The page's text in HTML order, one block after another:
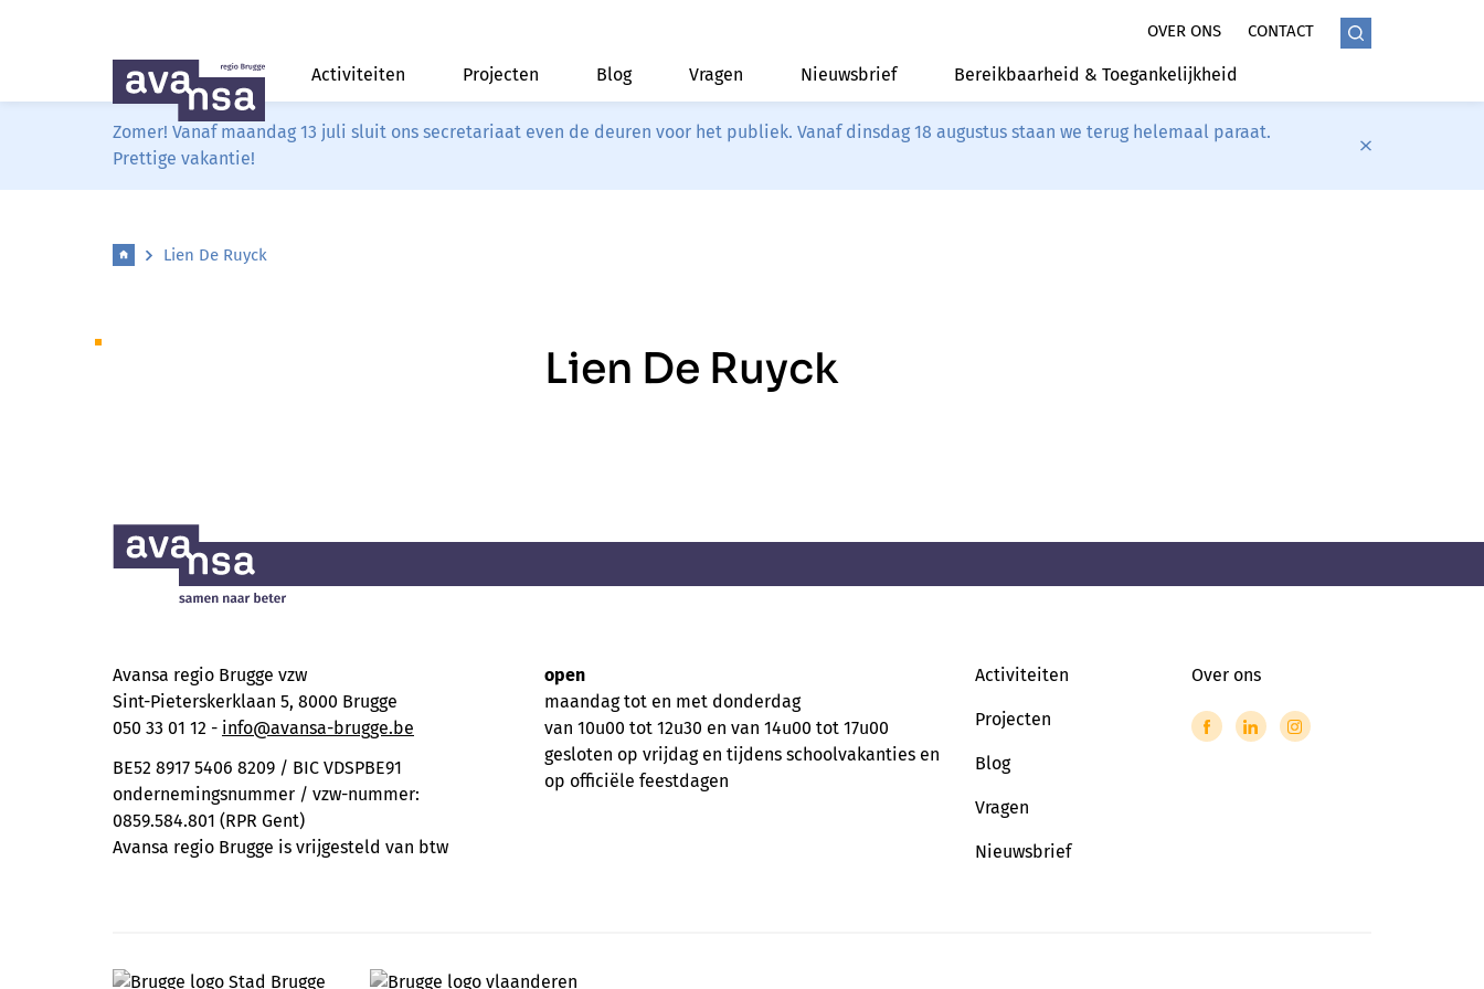
OVER ONS CONTACT
Activiteiten Projecten Blog Vragen Nieuwsbrief Bereikbaarheid & Toegankelijkheid
Zomer! Vanaf maandag 13 juli sluit ons secretariaat even de deuren voor het publiek. Vanaf dinsdag 18 augustus staan we terug helemaal paraat.
Prettige vakantie!
Lien De Ruyck
Lien De Ruyck
Avansa regio Brugge vzw
Sint-Pieterskerklaan 5, 8000 Brugge
050 33 01 12 - info@avansa-brugge.be
BE52 8917 5406 8209 / BIC VDSPBE91
ondernemingsnummer / vzw-nummer:
0859.584.801 (RPR Gent)
Avansa regio Brugge is vrijgesteld van btw
open
maandag tot en met donderdag
van 10u00 tot 12u30 en van 14u00 tot 17u00
gesloten op vrijdag en tijdens schoolvakanties en
op officiële feestdagen
Activiteiten
Projecten
Blog
Vragen
Nieuwsbrief
Over ons